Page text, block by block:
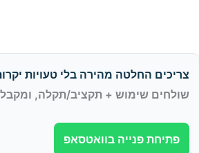
צריכים החלטה מהירה בלי טעויות
שולחים שימוש + תקציב/תקלה,
פתיחת פנייה בוואטסאפ